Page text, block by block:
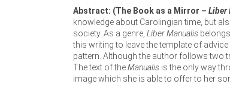
Abstract: (The Book as a Mirror – Liber
knowledge about Carolingian time, but
society. As a genre, Liber Manualis
this writing to leave the template of
pattern. Although the author follows two
The text of theManualis is the only way
image which she is able to offer to her